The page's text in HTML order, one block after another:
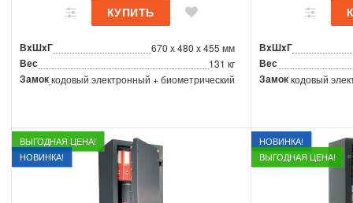
ВxШxГ 670 x 480 x 455 мм
Вес 131 кг
Замоккодовый электронный + биометрический
ВxШxГ
Вес
Замоккодовый
ВЫГОДНАЯ ЦЕНА!
НОВИНКА!
НОВИНКА!
ВЫГОДНАЯ ЦЕНА!